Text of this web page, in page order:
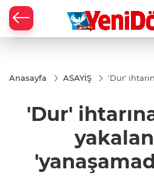
Anasayfa ASAYİŞ
'Dur'
dedi
'Dur'